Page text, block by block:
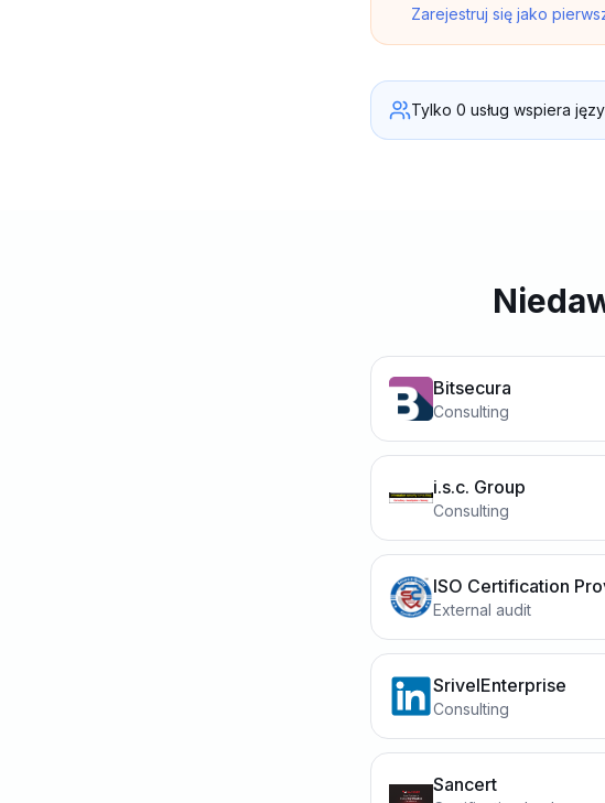
Zarejestruj się jako
Tylko 0 usług wspiera
Bitsecura
Consulting
i.s.c. Group
Consulting
ISO Certification
External audit
SrivelEnterprise
Consulting
Sancert